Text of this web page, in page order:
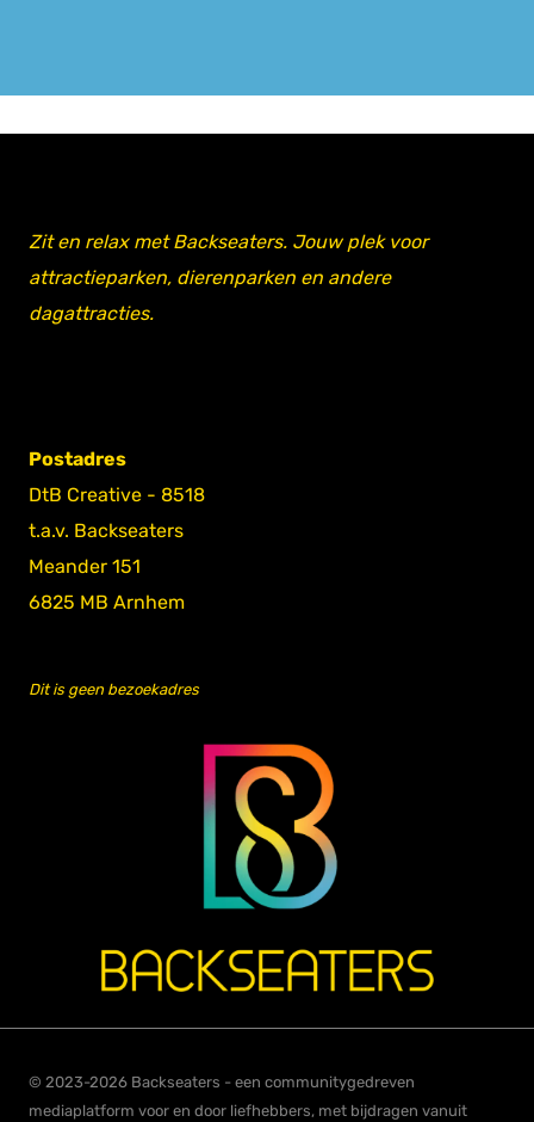
Zit en relax met Backseaters. Jouw plek voor
attractieparken, dierenparken en andere
dagattracties.
Postadres
DtB Creative - 8518
t.a.v. Backseaters
Meander 151
6825 MB Arnhem
Dit is geen bezoekadres
© 2023-2026 Backseaters - een communitygedreven
mediaplatform voor en door liefhebbers, met bijdragen vanuit